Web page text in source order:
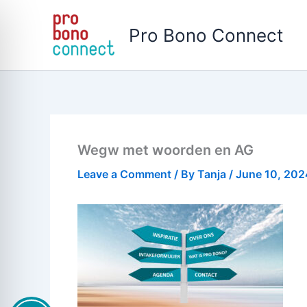
Pro Bono Connect
Wegw met woorden en AG
Leave a Comment / By Tanja / June 10,